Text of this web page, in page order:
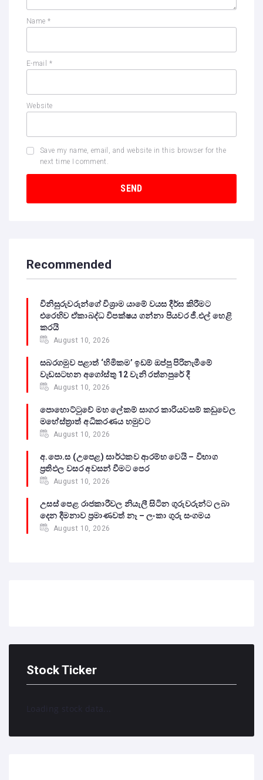
Name *
E-mail *
Website
Save my name, email, and website in this browser for the
next time I comment.
Recommended
විනිසුරුවරුන්ගේ විශ්‍රාම යාමේ වයස දීර්ඝ කිරීමට
එරෙහිව ඒකාබද්ධ විපක්ෂය ගන්නා පියවර ජී.එල් හෙළි
කරයි
August 10, 2026
සබරගමුව පළාත් ‘හිමිකම’ ඉඩම් ඔප්පු පිරිනැමීමේ
වැඩසටහන අගෝස්තු 12 වැනි රත්නපුරේ දී
August 10, 2026
පොහොට්ටුවේ මහ ලේකම් සාගර කාරියවසම් කඩුවෙල
මහේස්ත්‍රාත් අධිකරණය හමුවට
August 10, 2026
අ.පො.ස (උපෙළ) සාර්ථකව ආරම්භ වෙයි – විභාග
ප්‍රතිඵල වසර අවසන් වීමට පෙර
August 10, 2026
උසස් පෙළ රාජකාරීවල නියැලී සිටින ගුරුවරුන්ට ලබා
දෙන දීමනාව ප්‍රමාණවත් නෑ – ලංකා ගුරු සංගමය
August 10, 2026
Stock Ticker
Loading stock data...